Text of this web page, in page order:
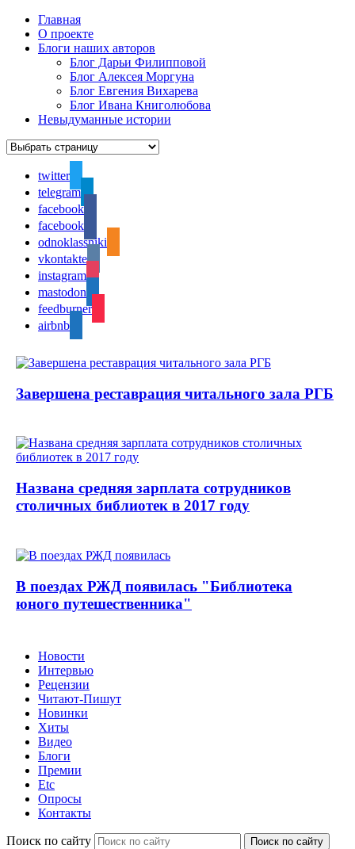
Главная
О проекте
Блоги наших авторов
Блог Дарьи Филипповой
Блог Алексея Моргуна
Блог Евгения Вихарева
Блог Ивана Книголюбова
Невыдуманные истории
twitter
telegram
facebook
facebook
odnoklassniki
vkontakte
instagram
mastodon
feedburner
airbnb
Завершена реставрация читального зала РГБ
Названа средняя зарплата сотрудников
столичных библиотек в 2017 году
В поездах РЖД появилась "Библиотека
юного путешественника"
Новости
Интервью
Рецензии
Читают-Пишут
Новинки
Хиты
Видео
Блоги
Премии
Etc
Опросы
Контакты
Поиск по сайту